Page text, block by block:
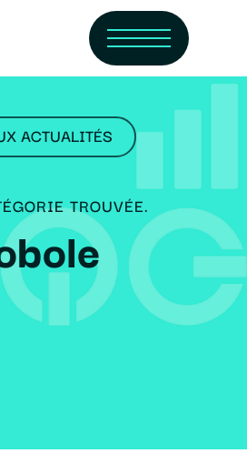
Menu
ACTUALITÉS
TROUVÉE.